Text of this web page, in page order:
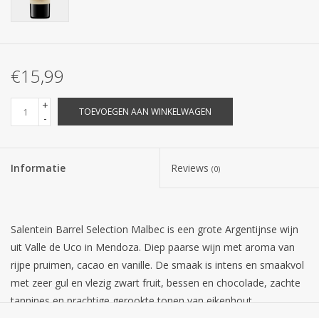
€15,99
+
-
TOEVOEGEN AAN WINKELWAGEN
Informatie Reviews (0)
Salentein Barrel Selection Malbec is een grote Argentijnse wijn
uit Valle de Uco in Mendoza. Diep paarse wijn met aroma van
rijpe pruimen, cacao en vanille. De smaak is intens en smaakvol
met zeer gul en vlezig zwart fruit, bessen en chocolade, zachte
tannines en prachtige gerookte tonen van eikenhout.